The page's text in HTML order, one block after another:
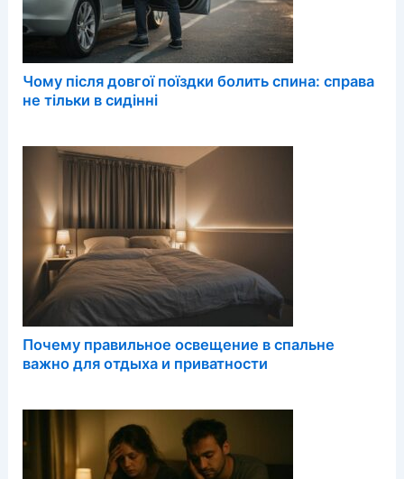
Чому після довгої поїздки болить спина: справа
не тільки в сидінні
Почему правильное освещение в спальне
важно для отдыха и приватности